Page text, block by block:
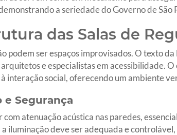
a seriedade do Governo de
das Salas de
podem ser espaços improvisados. O texto
e especialistas em acessibilidade.
interação social, oferecendo um ambiente
Segurança
atenuação acústica nas paredes,
iluminação deve ser adequada e